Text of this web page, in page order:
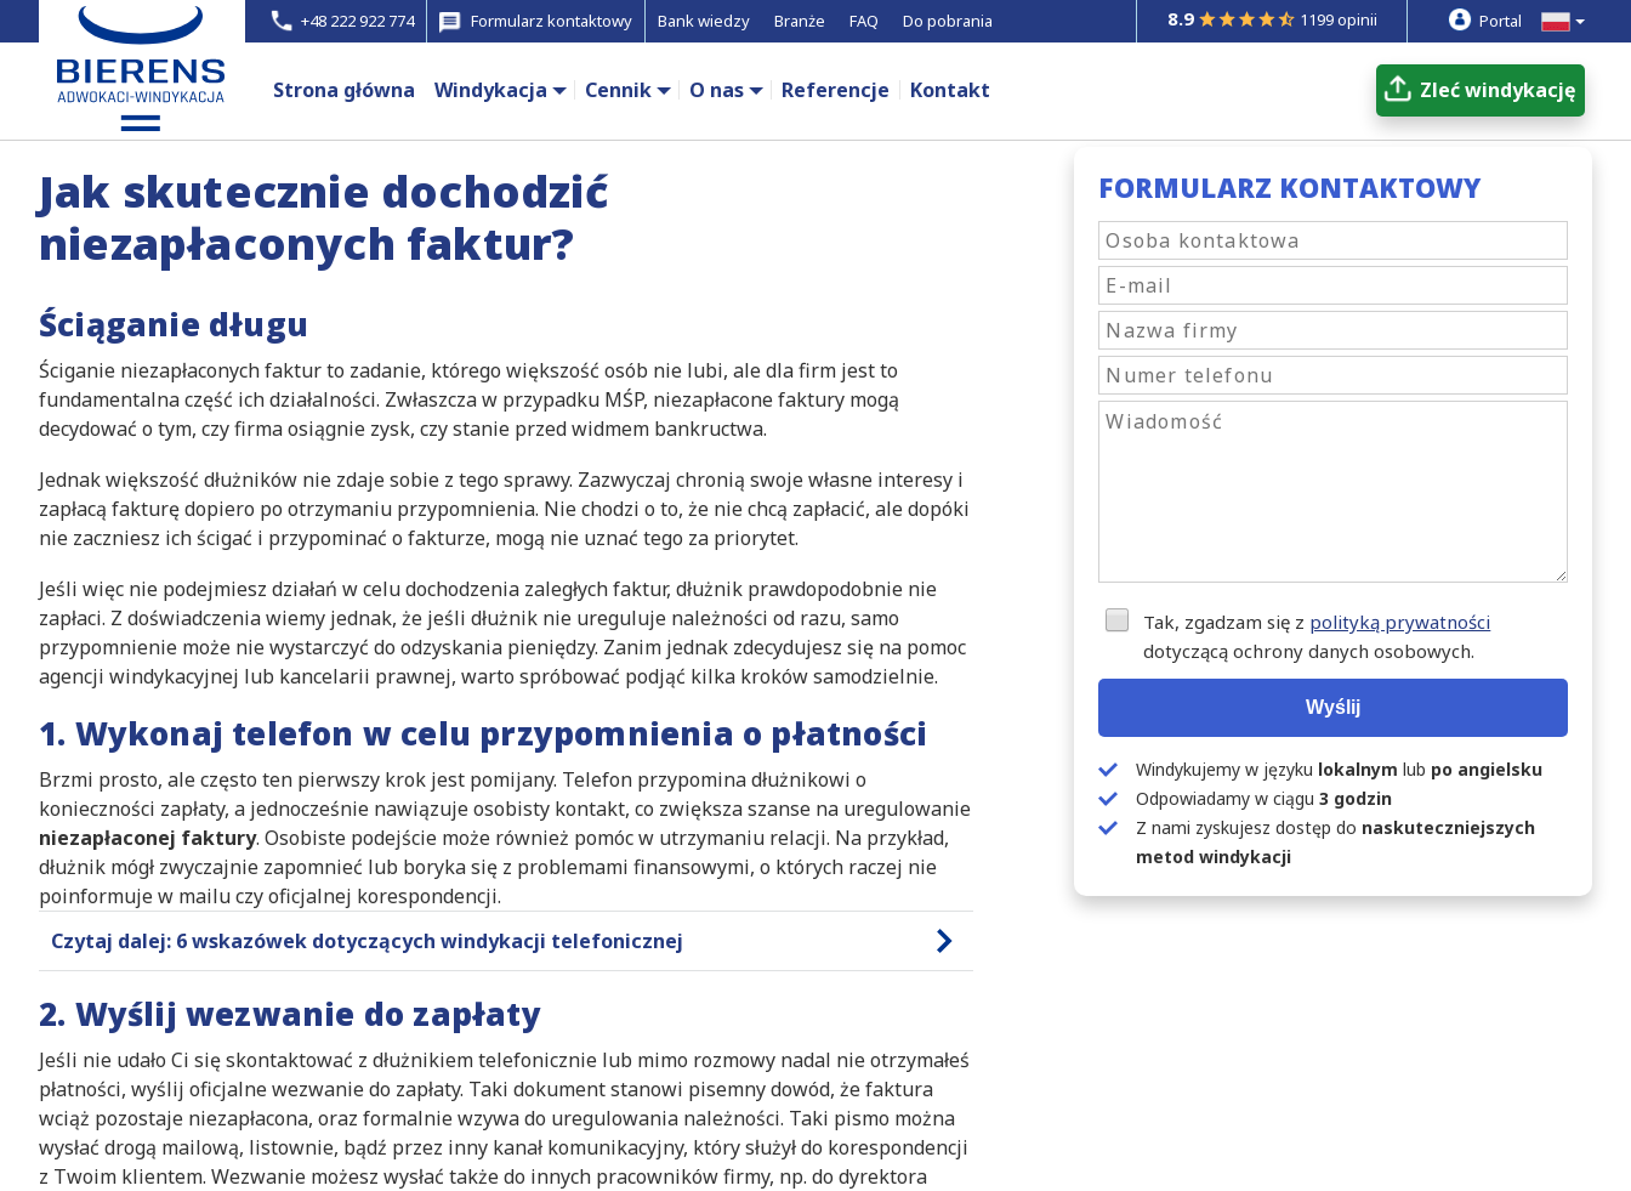
+48 222 922 774 Formularz kontaktowy Bank wiedzy Branże FAQ Do pobrania 8.9 1199 opinii Portal
Strona główna Windykacja Cennik O nas Referencje Kontakt Zleć windykację
Jak skutecznie dochodzić
niezapłaconych faktur?
Ściąganie długu
Ściganie niezapłaconych faktur to zadanie, którego większość osób nie lubi, ale dla firm jest to
fundamentalna część ich działalności. Zwłaszcza w przypadku MŚP, niezapłacone faktury mogą
decydować o tym, czy firma osiągnie zysk, czy stanie przed widmem bankructwa.
Jednak większość dłużników nie zdaje sobie z tego sprawy. Zazwyczaj chronią swoje własne interesy i
zapłacą fakturę dopiero po otrzymaniu przypomnienia. Nie chodzi o to, że nie chcą zapłacić, ale dopóki
nie zaczniesz ich ścigać i przypominać o fakturze, mogą nie uznać tego za priorytet.
Jeśli więc nie podejmiesz działań w celu dochodzenia zaległych faktur, dłużnik prawdopodobnie nie
zapłaci. Z doświadczenia wiemy jednak, że jeśli dłużnik nie ureguluje należności od razu, samo
przypomnienie może nie wystarczyć do odzyskania pieniędzy. Zanim jednak zdecydujesz się na pomoc
agencji windykacyjnej lub kancelarii prawnej, warto spróbować podjąć kilka kroków samodzielnie.
1. Wykonaj telefon w celu przypomnienia o płatności
Brzmi prosto, ale często ten pierwszy krok jest pomijany. Telefon przypomina dłużnikowi o
konieczności zapłaty, a jednocześnie nawiązuje osobisty kontakt, co zwiększa szanse na uregulowanie
niezapłaconej faktury. Osobiste podejście może również pomóc w utrzymaniu relacji. Na przykład,
dłużnik mógł zwyczajnie zapomnieć lub boryka się z problemami finansowymi, o których raczej nie
poinformuje w mailu czy oficjalnej korespondencji.
Czytaj dalej: 6 wskazówek dotyczących windykacji telefonicznej
2. Wyślij wezwanie do zapłaty
Jeśli nie udało Ci się skontaktować z dłużnikiem telefonicznie lub mimo rozmowy nadal nie otrzymałeś
płatności, wyślij oficjalne wezwanie do zapłaty. Taki dokument stanowi pisemny dowód, że faktura
wciąż pozostaje niezapłacona, oraz formalnie wzywa do uregulowania należności. Taki pismo można
wysłać drogą mailową, listownie, bądź przez inny kanał komunikacyjny, który służył do korespondencji
z Twoim klientem. Wezwanie możesz wysłać także do innych pracowników firmy, np. do dyrektora
FORMULARZ KONTAKTOWY
Tak, zgadzam się z polityką prywatności
dotyczącą ochrony danych osobowych.
Wyślij
Windykujemy w języku lokalnym lub po angielsku
Odpowiadamy w ciągu3 godzin
Z nami zyskujesz dostęp do naskuteczniejszych
metod windykacji